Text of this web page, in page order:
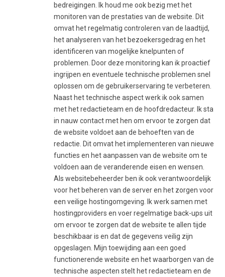
bedreigingen. Ik houd me ook bezig met het
monitoren van de prestaties van de website. Dit
omvat het regelmatig controleren van de laadtijd,
het analyseren van het bezoekersgedrag en het
identificeren van mogelijke knelpunten of
problemen. Door deze monitoring kan ik proactief
ingrijpen en eventuele technische problemen snel
oplossen om de gebruikerservaring te verbeteren.
Naast het technische aspect werk ik ook samen
met het redactieteam en de hoofdredacteur. Ik sta
in nauw contact met hen om ervoor te zorgen dat
de website voldoet aan de behoeften van de
redactie. Dit omvat het implementeren van nieuwe
functies en het aanpassen van de website om te
voldoen aan de veranderende eisen en wensen.
Als websitebeheerder ben ik ook verantwoordelijk
voor het beheren van de server en het zorgen voor
een veilige hostingomgeving. Ik werk samen met
hostingproviders en voer regelmatige back-ups uit
om ervoor te zorgen dat de website te allen tijde
beschikbaar is en dat de gegevens veilig zijn
opgeslagen. Mijn toewijding aan een goed
functionerende website en het waarborgen van de
technische aspecten stelt het redactieteam en de